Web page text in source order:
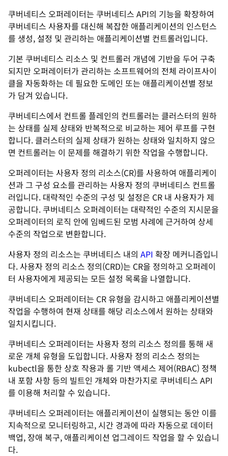
쿠버네티스 오퍼레이터는 쿠버네티스 API의 기능을 확장하여
쿠버네티스 사용자를 대신해 복잡한 애플리케이션의 인스턴스
를 생성, 설정 및 관리하는 애플리케이션별 컨트롤러입니다.
기본 쿠버네티스 리소스 및 컨트롤러 개념에 기반을 두어 구축
되지만 오퍼레이터가 관리하는 소프트웨어의 전체 라이프사이
클을 자동화하는 데 필요한 도메인 또는 애플리케이션별 정보
가 담겨 있습니다.
쿠버네티스에서 컨트롤 플레인의 컨트롤러는 클러스터의 원하
는 상태를 실제 상태와 반복적으로 비교하는 제어 루프를 구현
합니다. 클러스터의 실제 상태가 원하는 상태와 일치하지 않으
면 컨트롤러는 이 문제를 해결하기 위한 작업을 수행합니다.
오퍼레이터는 사용자 정의 리소스(CR)를 사용하여 애플리케이
션과 그 구성 요소를 관리하는 사용자 정의 쿠버네티스 컨트롤
러입니다. 대략적인 수준의 구성 및 설정은 CR 내 사용자가 제
공합니다. 쿠버네티스 오퍼레이터는 대략적인 수준의 지시문을
오퍼레이터의 로직 안에 임베드된 모범 사례에 근거하여 상세
수준의 작업으로 변환합니다.
사용자 정의 리소스는 쿠버네티스 내의 API 확장 메커니즘입니
다. 사용자 정의 리소스 정의(CRD)는 CR을 정의하고 오퍼레이
터 사용자에게 제공되는 모든 설정 목록을 나열합니다.
쿠버네티스 오퍼레이터는 CR 유형을 감시하고 애플리케이션별
작업을 수행하여 현재 상태를 해당 리소스에서 원하는 상태와
일치시킵니다.
쿠버네티스 오퍼레이터는 사용자 정의 리소스 정의를 통해 새
로운 개체 유형을 도입합니다. 사용자 정의 리소스 정의는
kubectl을 통한 상호 작용과 롤 기반 액세스 제어(RBAC) 정책
내 포함 사항 등의 빌트인 개체와 마찬가지로 쿠버네티스 API
를 이용해 처리할 수 있습니다.
쿠버네티스 오퍼레이터는 애플리케이션이 실행되는 동안 이를
지속적으로 모니터링하고, 시간 경과에 따라 자동으로 데이터
백업, 장애 복구, 애플리케이션 업그레이드 작업을 할 수 있습니
다.